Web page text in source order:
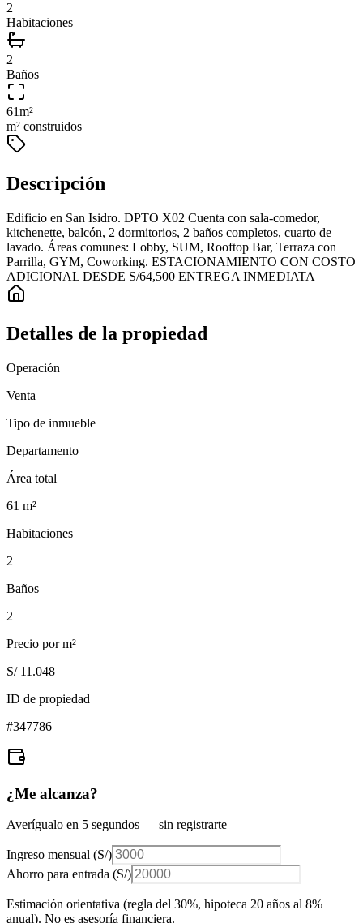
2
Habitaciones
2
Baños
61m²
m² construidos
Descripción
Edificio en San Isidro. DPTO X02 Cuenta con sala-comedor,
kitchenette, balcón, 2 dormitorios, 2 baños completos, cuarto de
lavado. Áreas comunes: Lobby, SUM, Rooftop Bar, Terraza con
Parrilla, GYM, Coworking. ESTACIONAMIENTO CON COSTO
ADICIONAL DESDE S/64,500 ENTREGA INMEDIATA
Detalles de la propiedad
Operación
Venta
Tipo de inmueble
Departamento
Área total
61 m²
Habitaciones
2
Baños
2
Precio por m²
S/ 11.048
ID de propiedad
#347786
¿Me alcanza?
Averígualo en 5 segundos — sin registrarte
Ingreso mensual (S/)
Ahorro para entrada (S/)
Estimación orientativa (regla del 30%, hipoteca 20 años al 8%
anual). No es asesoría financiera.